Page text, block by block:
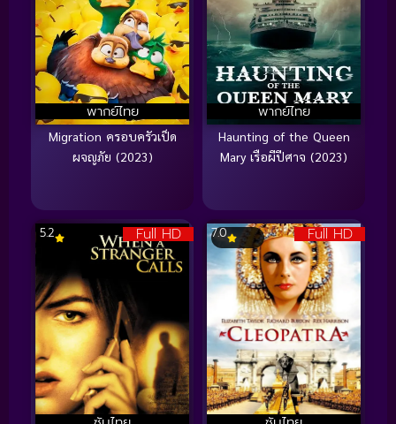
พากย์ไทย
Migration ครอบครัวเป็ด
ผจญภัย (2023)
พากย์ไทย
Haunting of the Queen
Mary เรือผีปีศาจ (2023)
Full HD
5.2 Full HD
7.0